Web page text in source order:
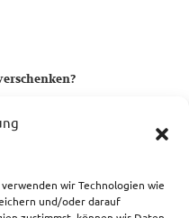
wir Technologien wie
und/oder darauf
Geschenk für alle Stoff-